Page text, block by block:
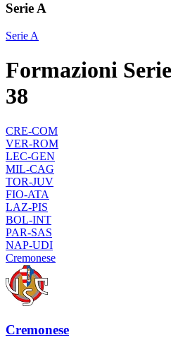
Serie A
Serie A
Formazioni
38
CRE-COM
VER-ROM
LEC-GEN
MIL-CAG
TOR-JUV
FIO-ATA
LAZ-PIS
BOL-INT
PAR-SAS
NAP-UDI
Cremonese
Cremonese